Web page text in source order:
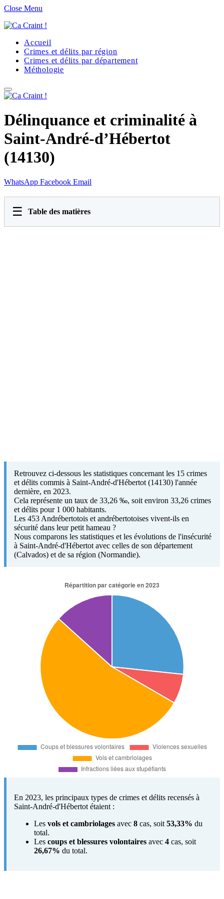
Close Menu
Accueil
Crimes et délits par région
Crimes et délits par département
Méthologie
Délinquance et criminalité à
Saint-André-d’Hébertot
(14130)
WhatsApp Facebook Email
☰ Table des matières
Retrouvez ci-dessous les statistiques concernant les 15 crimes
et délits commis à Saint-André-d'Hébertot (14130) l'année
dernière, en 2023.
Cela représente un taux de 33,26 ‰, soit environ 33,26 crimes
et délits pour 1 000 habitants.
Les 453 Andrébertotois et andrébertotoises vivent-ils en
sécurité dans leur petit hameau ?
Nous comparons les statistiques et les évolutions de l'insécurité
à Saint-André-d'Hébertot avec celles de son département
(Calvados) et de sa région (Normandie).
En 2023, les principaux types de crimes et délits recensés à
Saint-André-d'Hébertot étaient :
Les vols et cambriolages avec 8 cas, soit 53,33% du
total.
Les coups et blessures volontaires avec 4 cas, soit
26,67% du total.